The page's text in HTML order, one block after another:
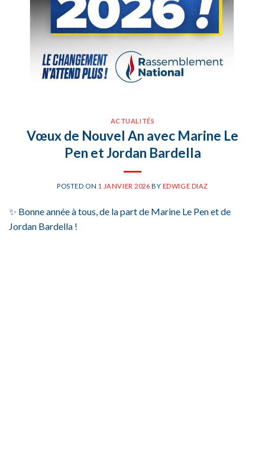
ACTUALITÉS
Vœux de Nouvel An avec Marine Le
Pen et Jordan Bardella
POSTED ON 1 JANVIER 2026 BY EDWIGE DIAZ
✨ Bonne année à tous, de la part de Marine Le Pen et de
Jordan Bardella !